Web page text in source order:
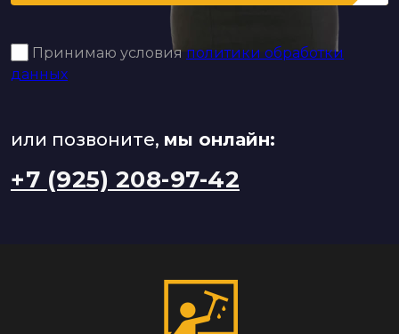
Принимаю условия политики обработки
данных
или позвоните, мы онлайн:
+7 (925) 208-97-42